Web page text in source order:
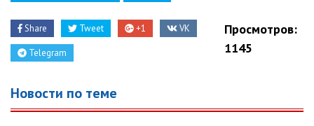
Share Tweet +1 VK
Telegram
Просмотров:
1145
Новости по теме